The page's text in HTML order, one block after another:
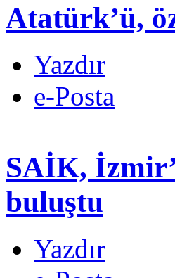
Atatürk’ü,
Yazdır
e-Posta
SAİK,
buluştu
Yazdır